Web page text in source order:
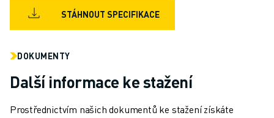
LAKOVÁNÍ
PALETIZACE
KONTROLA POMOCÍ STROJOVÉHO VIDĚNÍ
PŘÍPADOVÉ STUDIE
STÁHNOUT SPECIFIKACE
DOKUMENTY
Další informace ke stažení
Prostřednictvím našich dokumentů ke stažení získáte